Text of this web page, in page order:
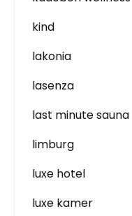
kind
lakonia
lasenza
last minute sauna
limburg
luxe hotel
luxe kamer